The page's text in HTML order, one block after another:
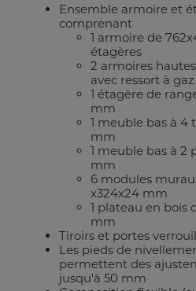
Ensemble armoire et
comprenant
1 armoire de
étagères
2 armoires
avec ressort à gaz
1 étagère de
mm
1 meuble bas à 4
mm
1 meuble bas à 2
mm
6 modules
x324x24 mm
1 plateau en bois
mm
Tiroirs et portes
Les pieds de
permettent des
jusqu'à 50 mm